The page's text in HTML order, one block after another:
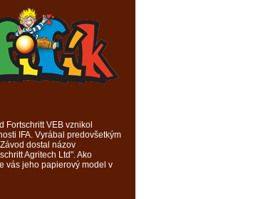
Fortschritt VEB vznikol
IFA. Vyrábal predovšetkým
dostal názov
Agritech Ltd". Ako
vás jeho papierový model v